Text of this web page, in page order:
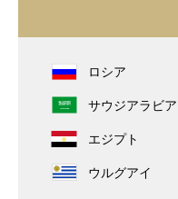
ロシア
サウジアラビア
エジプト
ウルグアイ